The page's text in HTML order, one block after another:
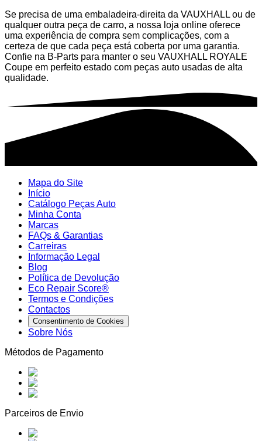
Se precisa de uma embaladeira-direita da VAUXHALL ou de
qualquer outra peça de carro, a nossa loja online oferece
uma experiência de compra sem complicações, com a
certeza de que cada peça está coberta por uma garantia.
Confie na B-Parts para manter o seu VAUXHALL ROYALE
Coupe em perfeito estado com peças auto usadas de alta
qualidade.
Mapa do Site
Início
Catálogo Peças Auto
Minha Conta
Marcas
FAQs & Garantias
Carreiras
Informação Legal
Blog
Política de Devolução
Eco Repair Score®
Termos e Condições
Contactos
Consentimento de Cookies
Sobre Nós
Métodos de Pagamento
Parceiros de Envio